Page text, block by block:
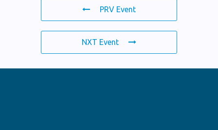
PRV Event
NXT Event